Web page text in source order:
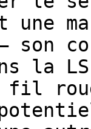
son
la